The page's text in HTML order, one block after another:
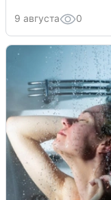
9 августа 0